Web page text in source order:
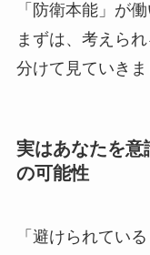
「防衛本能」が
まずは、考えら
分けて見ていきま
実はあなたを意
の可能性
「避けられてい